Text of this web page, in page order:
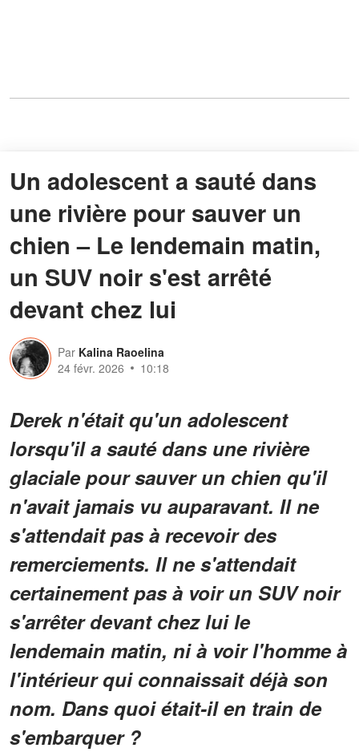
Un adolescent a sauté dans
une rivière pour sauver un
chien – Le lendemain matin,
un SUV noir s'est arrêté
devant chez lui
Par Kalina Raoelina
24 févr. 2026
10:18
Derek n'était qu'un adolescent
lorsqu'il a sauté dans une rivière
glaciale pour sauver un chien qu'il
n'avait jamais vu auparavant. Il ne
s'attendait pas à recevoir des
remerciements. Il ne s'attendait
certainement pas à voir un SUV noir
s'arrêter devant chez lui le
lendemain matin, ni à voir l'homme à
l'intérieur qui connaissait déjà son
nom. Dans quoi était-il en train de
s'embarquer ?